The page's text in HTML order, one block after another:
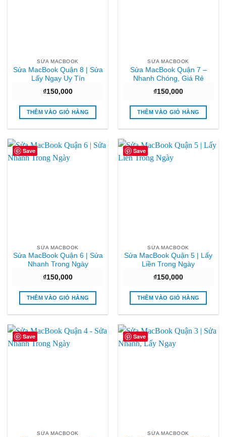
SỬA MACBOOK
Sửa MacBook Quận 8 | Sửa
Lấy Ngay Uy Tín
₫150,000
THÊM VÀO GIỎ HÀNG
SỬA MACBOOK
Sửa MacBook Quận 7 –
Nhanh Chóng, Giá Rẻ
₫150,000
THÊM VÀO GIỎ HÀNG
Save
SỬA MACBOOK
Sửa MacBook Quận 6 | Sửa
Nhanh Trong Ngày
₫150,000
THÊM VÀO GIỎ HÀNG
Save
SỬA MACBOOK
Sửa MacBook Quận 5 | Lấy
Liền Trong Ngày
₫150,000
THÊM VÀO GIỎ HÀNG
Save
SỬA MACBOOK
Save
SỬA MACBOOK